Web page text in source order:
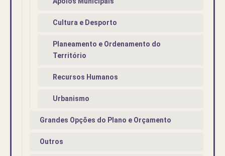
Cultura e Desporto
Planeamento e Ordenamento do
Território
Recursos Humanos
Urbanismo
Grandes Opções do Plano e Orçamento
Outros